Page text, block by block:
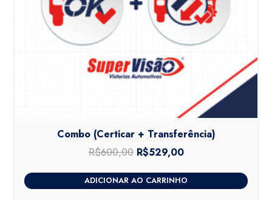
Combo (Certicar + Transferência)
R$600,00 O
original
R$529,00O
atual
ADICIONAR AO CARRINHO